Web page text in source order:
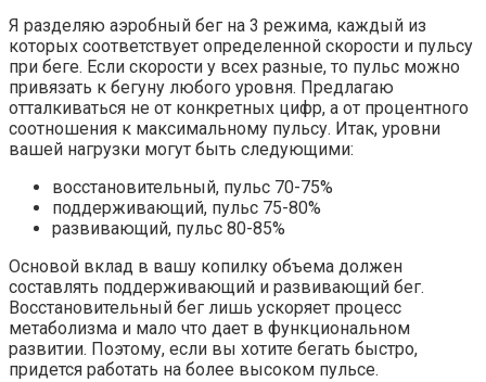
Я разделяю аэробный бег на 3 режима, каждый из
которых соответствует определенной скорости и пульсу
при беге. Если скорости у всех разные, то пульс можно
привязать к бегуну любого уровня. Предлагаю
отталкиваться не от конкретных цифр, а от процентного
соотношения к максимальному пульсу. Итак, уровни
вашей нагрузки могут быть следующими:
восстановительный, пульс 70-75%
поддерживающий, пульс 75-80%
развивающий, пульс 80-85%
Основой вклад в вашу копилку объема должен
составлять поддерживающий и развивающий бег.
Восстановительный бег лишь ускоряет процесс
метаболизма и мало что дает в функциональном
развитии. Поэтому, если вы хотите бегать быстро,
придется работать на более высоком пульсе.